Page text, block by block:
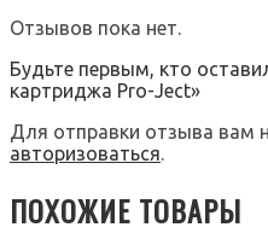
Отзывов пока нет.
Будьте первым, кто
картриджа Pro-Ject»
Для отправки отзыва вам
авторизоваться.
ПОХОЖИЕ ТОВАРЫ